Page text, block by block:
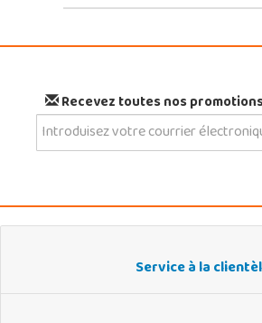
Recevez toutes nos
Service à la